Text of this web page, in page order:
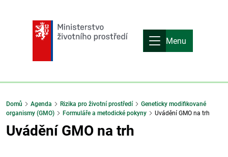
Menu
Domů Agenda Rizika pro životní prostředí
Geneticky modifikované
organismy (GMO)
Formuláře a metodické pokyny Uvádění GMO na trh
Uvádění GMO na trh